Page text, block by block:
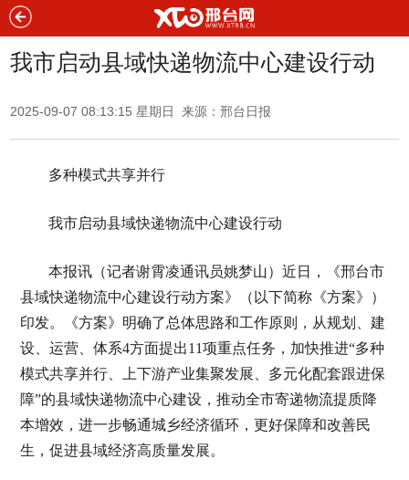
我市启动县域快递物流中心建设行动
2025-09-07 08:13:15 星期日 来源：邢台日报
多种模式共享并行
我市启动县域快递物流中心建设行动
本报讯（记者谢霄凌通讯员姚梦山）近日，《邢台市
县域快递物流中心建设行动方案》（以下简称《方案》）
印发。《方案》明确了总体思路和工作原则，从规划、建
设、运营、体系4方面提出11项重点任务，加快推进“多种
模式共享并行、上下游产业集聚发展、多元化配套跟进保
障”的县域快递物流中心建设，推动全市寄递物流提质降
本增效，进一步畅通城乡经济循环，更好保障和改善民
生，促进县域经济高质量发展。